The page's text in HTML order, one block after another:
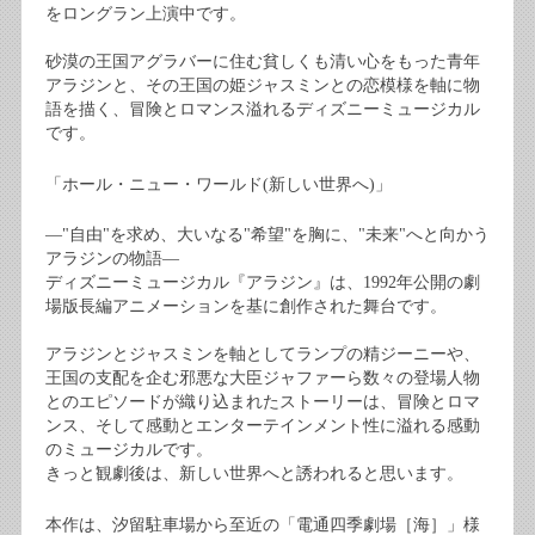
をロングラン上演中です。
砂漠の王国アグラバーに住む貧しくも清い心をもった青年
アラジンと、その王国の姫ジャスミンとの恋模様を軸に物
語を描く、冒険とロマンス溢れるディズニーミュージカル
です。
「ホール・ニュー・ワールド(新しい世界へ)」
―"自由"を求め、大いなる"希望"を胸に、"未来"へと向かう
アラジンの物語―
ディズニーミュージカル『アラジン』は、1992年公開の劇
場版長編アニメーションを基に創作された舞台です。
アラジンとジャスミンを軸としてランプの精ジーニーや、
王国の支配を企む邪悪な大臣ジャファーら数々の登場人物
とのエピソードが織り込まれたストーリーは、冒険とロマ
ンス、そして感動とエンターテインメント性に溢れる感動
のミュージカルです。
きっと観劇後は、新しい世界へと誘われると思います。
本作は、汐留駐車場から至近の「電通四季劇場［海］」様